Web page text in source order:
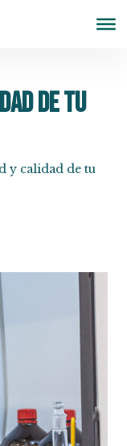
de tu
y calidad de tu